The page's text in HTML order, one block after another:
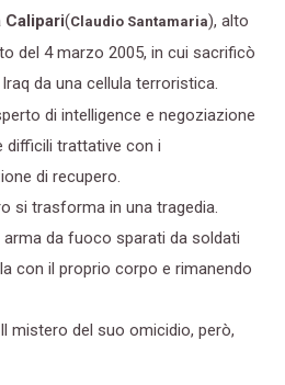
Calipari(Claudio Santamaria), alto
del 4 marzo 2005, in cui sacrificò
da una cellula terroristica.
di intelligence e negoziazione
difficili trattative con i
di recupero.
si trasforma in una tragedia.
arma da fuoco sparati da soldati
con il proprio corpo e rimanendo
mistero del suo omicidio, però,